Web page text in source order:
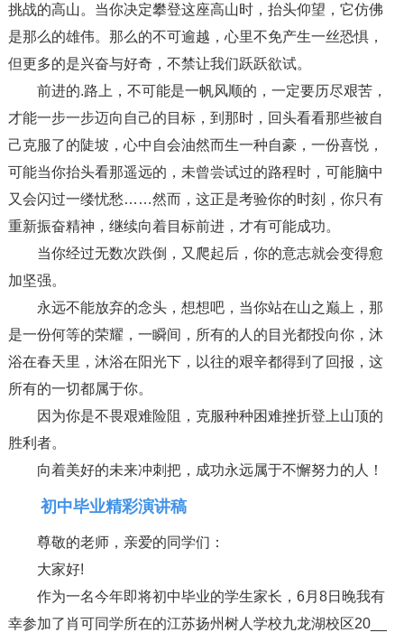
挑战的高山。当你决定攀登这座高山时，抬头仰望，它仿佛
是那么的雄伟。那么的不可逾越，心里不免产生一丝恐惧，
但更多的是兴奋与好奇，不禁让我们跃跃欲试。
前进的.路上，不可能是一帆风顺的，一定要历尽艰苦，
才能一步一步迈向自己的目标，到那时，回头看看那些被自
己克服了的陡坡，心中自会油然而生一种自豪，一份喜悦，
可能当你抬头看那遥远的，未曾尝试过的路程时，可能脑中
又会闪过一缕忧愁……然而，这正是考验你的时刻，你只有
重新振奋精神，继续向着目标前进，才有可能成功。
当你经过无数次跌倒，又爬起后，你的意志就会变得愈
加坚强。
永远不能放弃的念头，想想吧，当你站在山之巅上，那
是一份何等的荣耀，一瞬间，所有的人的目光都投向你，沐
浴在春天里，沐浴在阳光下，以往的艰辛都得到了回报，这
所有的一切都属于你。
因为你是不畏艰难险阻，克服种种困难挫折登上山顶的
胜利者。
向着美好的未来冲刺把，成功永远属于不懈努力的人！
初中毕业精彩演讲稿
尊敬的老师，亲爱的同学们：
大家好!
作为一名今年即将初中毕业的学生家长，6月8日晚我有
幸参加了肖可同学所在的江苏扬州树人学校九龙湖校区20__